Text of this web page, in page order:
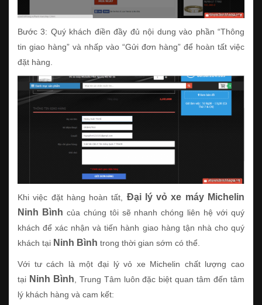
Bước 3: Quý khách điền đầy đủ nội dung vào phần “Thông
tin giao hàng” và nhấp vào “Gửi đơn hàng” để hoàn tất việc
đặt hàng.
Khi việc đặt hàng hoàn tất, Đại lý vỏ xe máy Michelin
Ninh Bình của chúng tôi sẽ nhanh chóng liên hệ với quý
khách để xác nhận và tiến hành giao hàng tận nhà cho quý
khách tại Ninh Bình trong thời gian sớm có thể.
Với tư cách là một đại lý vỏ xe Michelin chất lượng cao
tại Ninh Bình , Trung Tâm luôn đặc biệt quan tâm đến tâm
lý khách hàng và cam kết: